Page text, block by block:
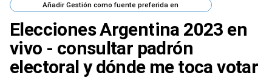
Mi Bolsillo
Respuestas
Gente
AñadirGestión como fuente preferida en
Elecciones Argentina 2023 en
vivo - consultar padrón
electoral y dónde me toca votar